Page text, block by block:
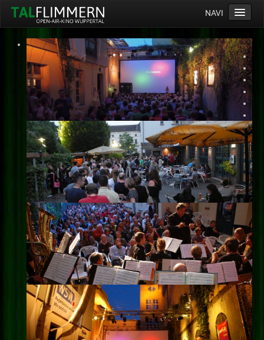
NAVI
Home
Programm
Service
Ticketinfos
Ort
Anreise
Wetter
Kinogutschein
Konzept
Archiv
Kontakt
Impressum
Datenschutz